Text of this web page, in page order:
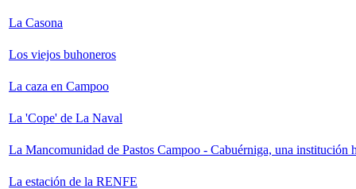
La Casona
Los viejos buhoneros
La caza en Campoo
La 'Cope' de La Naval
La Mancomunidad de Pastos Campoo - Cabuérniga, una institución
La estación de la RENFE